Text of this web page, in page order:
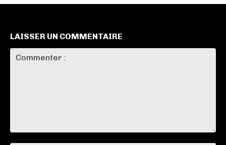
LAISSER UN COMMENTAIRE